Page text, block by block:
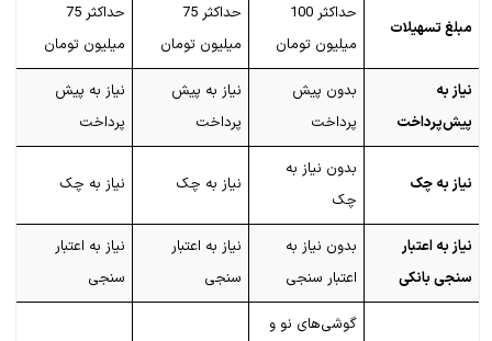
مبلغ تسهیلات
حداکثر 100
میلیون تومان
حداکثر 75
میلیون تومان
حداکثر 75
میلیون تومان
نیاز به
پیش‌پرداخت
بدون پیش
پرداخت
نیاز به پیش
پرداخت
نیاز به پیش
پرداخت
نیاز به چک
بدون نیاز به
چک
نیاز به چک نیاز به چک
نیاز به اعتبار
سنجی بانکی
بدون نیاز به
اعتبار سنجی
نیاز به اعتبار
سنجی
نیاز به اعتبار
سنجی
گوشی‌های نو و